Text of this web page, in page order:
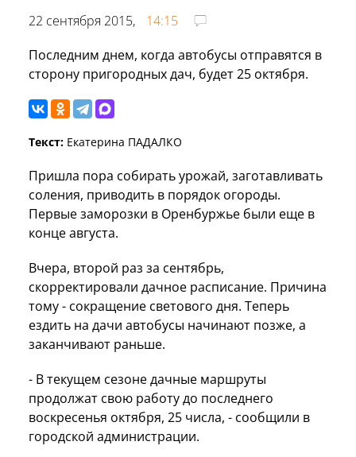
22 сентября 2015,
14:15
Последним днем, когда автобусы отправятся в
сторону пригородных дач, будет 25 октября.
Текст: Екатерина ПАДАЛКО
Пришла пора собирать урожай, заготавливать
соления, приводить в порядок огороды.
Первые заморозки в Оренбуржье были еще в
конце августа.
Вчера, второй раз за сентябрь,
скорректировали дачное расписание. Причина
тому - сокращение светового дня. Теперь
ездить на дачи автобусы начинают позже, а
заканчивают раньше.
- В текущем сезоне дачные маршруты
продолжат свою работу до последнего
воскресенья октября, 25 числа, - сообщили в
городской администрации.